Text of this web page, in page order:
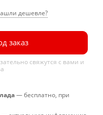
дешевле?
заказ
свяжутся с вами и
— бесплатно, при